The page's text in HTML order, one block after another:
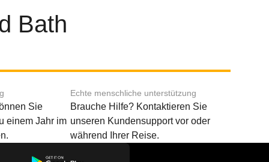
Bath
Sie
einem Jahr im
Echte menschliche unterstützung
Brauche Hilfe? Kontaktieren Sie
unseren Kundensupport vor oder
während Ihrer Reise.